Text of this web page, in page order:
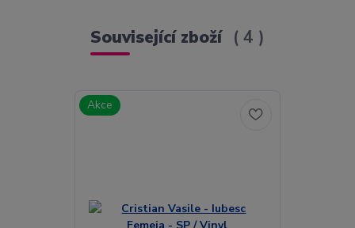
Související zboží 4
Akce